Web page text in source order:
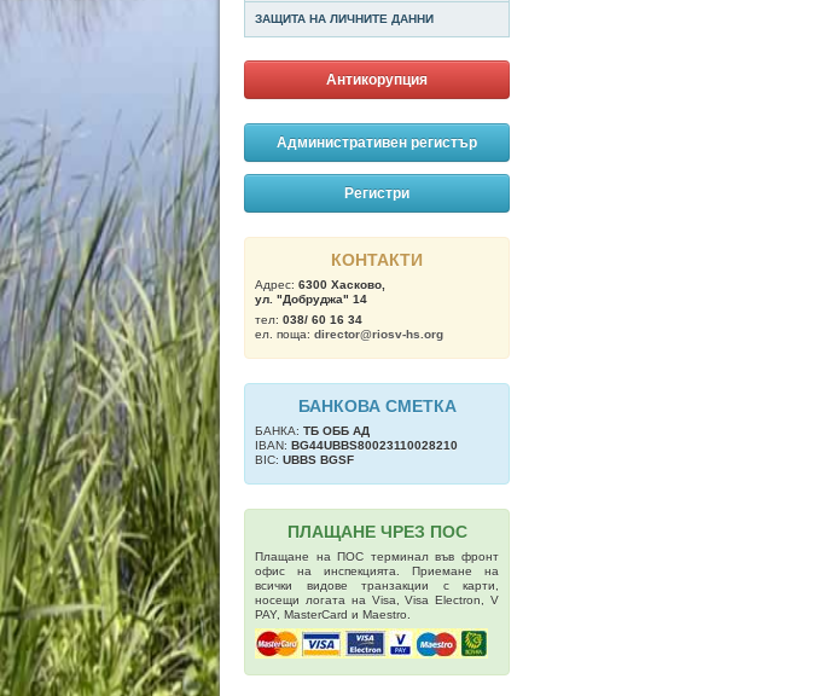
ЗАЩИТА НА ЛИЧНИТЕ ДАННИ
Антикорупция
Административен регистър
Регистри
КОНТАКТИ
Адрес: 6300 Хасково,
ул. "Добруджа" 14
тел: 038/ 60 16 34
ел. поща: director@riosv-hs.org
БАНКОВА СМЕТКА
БАНКА: ТБ OББ АД
IBAN: BG44UBBS80023110028210
BIC: UBBS BGSF
ПЛАЩАНЕ ЧРЕЗ ПОС
Плащане на ПОС терминал във фронт
офис на инспекцията. Приемане на
всички видове транзакции с карти,
носещи логата на Visa, Visa Electron, V
PAY, MasterCard и Maestro.